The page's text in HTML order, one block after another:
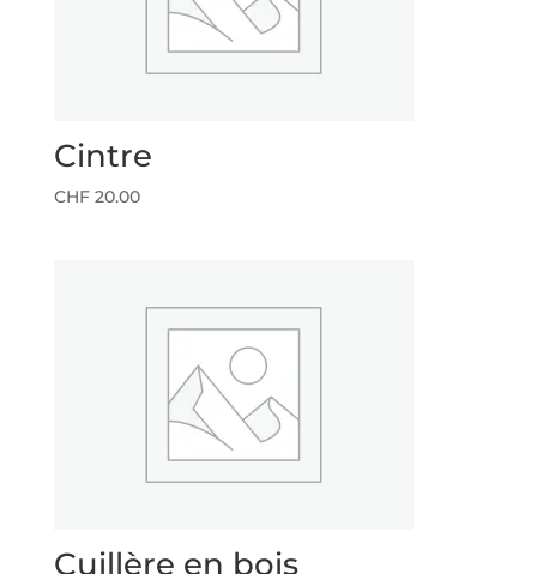
Cintre
CHF20.00
Cuillère en bois